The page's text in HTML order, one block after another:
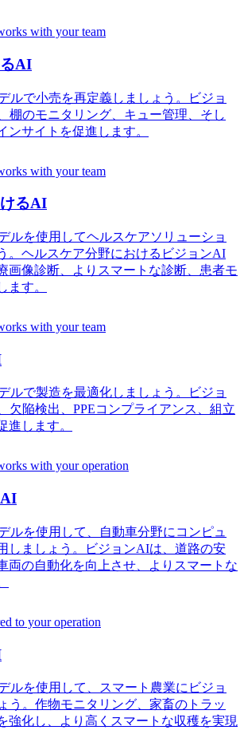
AI
ルで小売を再定義しましょう。ビジョ
棚のモニタリング、キュー管理、そし
ンサイトを促進します。
るAI
ルを使用してヘルスケアソリューショ
。ヘルスケア分野におけるビジョンAI
画像診断、よりスマートな診断、患者モ
ます。
ルで製造を最適化しましょう。ビジョ
欠陥検出、PPEコンプライアンス、組立
進します。
ルを使用して、自動車分野にコンピュ
しましょう。ビジョンAIは、道路の安
両の自動化を向上させ、よりスマートな
ルを使用して、スマート農業にビジョ
う。作物モニタリング、家畜のトラッ
強化し、より高くスマートな収穫を実現